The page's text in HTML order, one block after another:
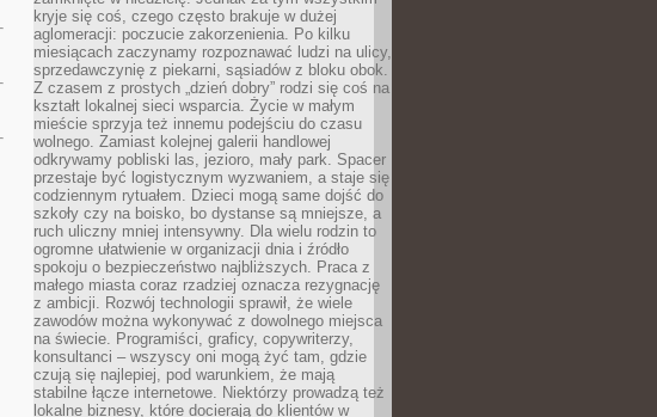
kryje się coś, czego często brakuje w dużej
aglomeracji: poczucie zakorzenienia. Po kilku
miesiącach zaczynamy rozpoznawać ludzi na ulicy,
sprzedawczynię z piekarni, sąsiadów z bloku obok.
Z czasem z prostych „dzień dobry” rodzi się coś na
kształt lokalnej sieci wsparcia. Życie w małym
mieście sprzyja też innemu podejściu do czasu
wolnego. Zamiast kolejnej galerii handlowej
odkrywamy pobliski las, jezioro, mały park. Spacer
przestaje być logistycznym wyzwaniem, a staje się
codziennym rytuałem. Dzieci mogą same dojść do
szkoły czy na boisko, bo dystanse są mniejsze, a
ruch uliczny mniej intensywny. Dla wielu rodzin to
ogromne ułatwienie w organizacji dnia i źródło
spokoju o bezpieczeństwo najbliższych. Praca z
małego miasta coraz rzadziej oznacza rezygnację
z ambicji. Rozwój technologii sprawił, że wiele
zawodów można wykonywać z dowolnego miejsca
na świecie. Programiści, graficy, copywriterzy,
konsultanci – wszyscy oni mogą żyć tam, gdzie
czują się najlepiej, pod warunkiem, że mają
stabilne łącze internetowe. Niektórzy prowadzą też
lokalne biznesy, które docierają do klientów w